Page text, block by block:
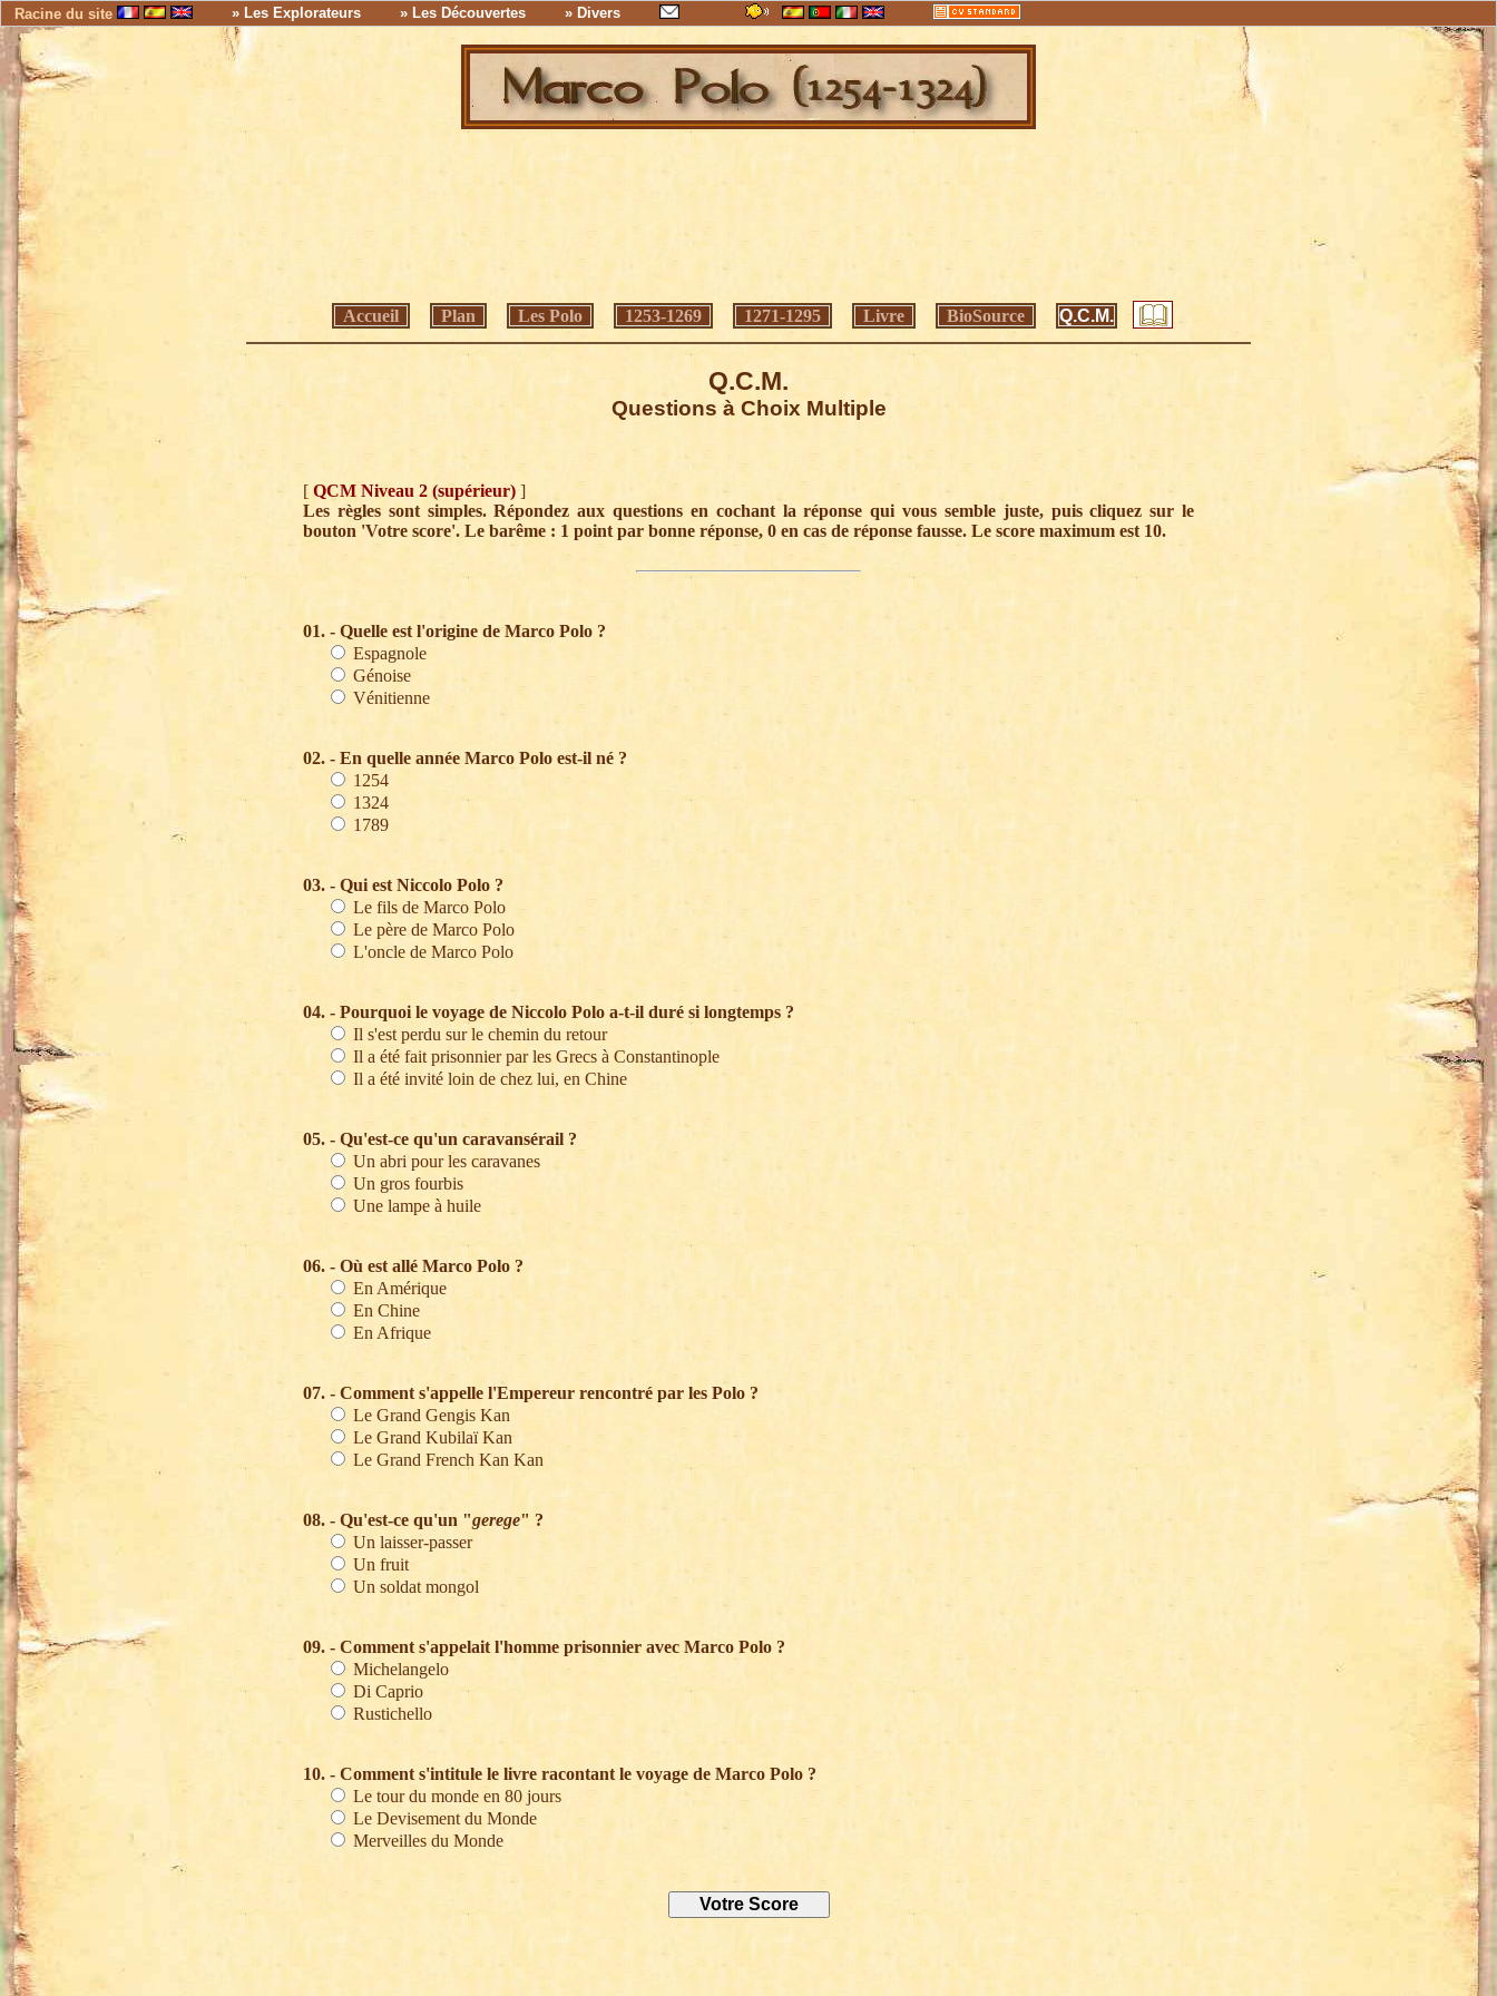
Racine du site » Les Explorateurs » Les Découvertes » Divers
Accueil Plan Les Polo 1253-1269 1271-1295 Livre BioSource Q.C.M.
Q.C.M.
Questions à Choix Multiple
[ QCM Niveau 2 (supérieur) ]
Les règles sont simples. Répondez aux questions en cochant la réponse qui vous semble juste, puis cliquez sur le
bouton 'Votre score'. Le barême : 1 point par bonne réponse, 0 en cas de réponse fausse. Le score maximum est 10.
01. - Quelle est l'origine de Marco Polo ?
Espagnole
Génoise
Vénitienne
02. - En quelle année Marco Polo est-il né ?
1254
1324
1789
03. - Qui est Niccolo Polo ?
Le fils de Marco Polo
Le père de Marco Polo
L'oncle de Marco Polo
04. - Pourquoi le voyage de Niccolo Polo a-t-il duré si longtemps ?
Il s'est perdu sur le chemin du retour
Il a été fait prisonnier par les Grecs à Constantinople
Il a été invité loin de chez lui, en Chine
05. - Qu'est-ce qu'un caravansérail ?
Un abri pour les caravanes
Un gros fourbis
Une lampe à huile
06. - Où est allé Marco Polo ?
En Amérique
En Chine
En Afrique
07. - Comment s'appelle l'Empereur rencontré par les Polo ?
Le Grand Gengis Kan
Le Grand Kubilaï Kan
Le Grand French Kan Kan
08. - Qu'est-ce qu'un "gerege" ?
Un laisser-passer
Un fruit
Un soldat mongol
09. - Comment s'appelait l'homme prisonnier avec Marco Polo ?
Michelangelo
Di Caprio
Rustichello
10. - Comment s'intitule le livre racontant le voyage de Marco Polo ?
Le tour du monde en 80 jours
Le Devisement du Monde
Merveilles du Monde